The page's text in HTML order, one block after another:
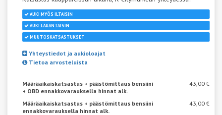
AUKI MYÖS ILTAISIN
AUKI LAUANTAISIN
MUUTOSKATSASTUKSET
Yhteystiedot ja aukioloajat
Tietoa arvosteluista
Määräaikaiskatsastus + päästömittaus bensiini
+ OBD ennakkovarauksella hinnat alk.
43,00 €
Määräaikaiskatsastus + päästömittaus bensiini
ennakkovarauksella hinnat alk.
43,00 €